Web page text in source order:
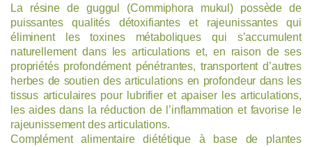
La résine de guggul (Commiphora mukul) possède de
puissantes qualités détoxifiantes et rajeunissantes qui
éliminent les toxines métaboliques qui s’accumulent
naturellement dans les articulations et, en raison de ses
propriétés profondément pénétrantes, transportent d’autres
herbes de soutien des articulations en profondeur dans les
tissus articulaires pour lubrifier et apaiser les articulations,
les aides dans la réduction de l’inflammation et favorise le
rajeunissement des articulations.
Complément alimentaire diététique à base de plantes